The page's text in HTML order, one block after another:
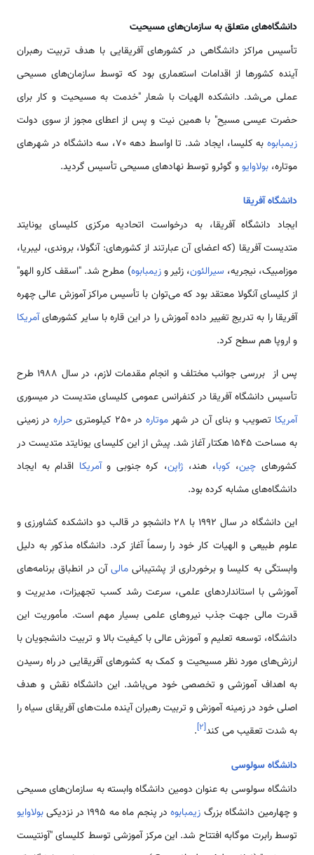
دانشگاه‌های متعلق به سازمان‌های مسیحیت
تأسیس مراکز دانشگاهی در کشورهای آفریقایی با هدف تربیت رهبران
آینده کشورها از اقدامات استعماری بود که توسط سازمان‌های مسیحی
عملی می‌شد. دانشکده الهیات با شعار "خدمت به مسیحیت و کار برای
حضرت عیسی مسیح" با همین نیت و پس از اعطای مجوز از سوی دولت
زیمبابوه
به کلیسا، ایجاد شد. تا اواسط دهه 70، سه دانشگاه در شهرهای
موتاره، بولاوایوو گوئرو توسط نهادهای مسیحی تأسیس گردید.
دانشگاه آفریقا
ایجاد دانشگاه آفریقا، به درخواست اتحادیه مرکزی کلیسای یونایتد
متدیست آفریقا (که اعضای آن عبارتند از کشورهای: آنگولا، بروندی، لیبریا،
موزامبیک، نیجریه، سیرالئون، زئیر وزیمبابوه) مطرح شد. "اسقف کارو الهو"
از کلیسای آنگولا معتقد بود که می‌توان با تأسیس مراکز آموزش عالی چهره
آفریقا را به تدریج تغییر داده آموزش را در این قاره با سایر کشورهایآمریکا
و اروپا هم سطح کرد.
پس از بررسی جوانب مختلف و انجام مقدمات لازم، در سال 1988 طرح
تأسیس دانشگاه آفریقا در کنفرانس عمومی کلیسای متدیست در میسوری
آمریکا تصویب و بنای آن در شهرموتاره در 250 کیلومتری حراره در زمینی
به مساحت 1545 هکتار آغاز شد. پیش از این کلیسای یونایتد متدیست در
کشورهای چین، کوبا، هند، ژاپن، کره جنوبی وآمریکا اقدام به ایجاد
دانشگاه‌های مشابه کرده بود.
این دانشگاه در سال 1992 با 28 دانشجو در قالب دو دانشکده کشاورزی و
علوم طبیعی و الهیات کار خود را رسماً آغاز کرد. دانشگاه مذکور به دلیل
وابستگی به کلیسا و برخورداری از پشتیبانی مالیآن در انطباق برنامه‌های
آموزشی با استانداردهای علمی، سرعت رشد کسب تجهیزات، مدیریت و
قدرت مالی جهت جذب نیروهای علمی بسیار مهم است. مأموریت این
دانشگاه، توسعه تعلیم و آموزش عالی با کیفیت بالا و تربیت دانشجویان با
ارزش‌های مورد نظر مسیحیت و کمک به کشورهای آفریقایی در راه رسیدن
به اهداف آموزشی و تخصصی خود می‌باشد. این دانشگاه نقش و هدف
اصلی خود در زمینه آموزش و تربیت رهبران آینده ملت‌های آفریقای سیاه را
به شدت تعقیب می کند[۲]
.
دانشگاه سولوسی
دانشگاه سولوسی به عنوان دومین دانشگاه وابسته به سازمان‌های مسیحی
و چهارمین دانشگاه بزرگ زیمبابوهدر پنجم ماه مه 1995 در نزدیکی
بولاوایو
توسط رابرت موگابه افتتاح شد. این مرکز آموزشی توسط کلیسای "آونتیست